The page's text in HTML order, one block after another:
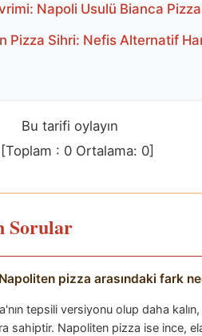
Napoli Usulü Bianca
Pizza Sihri: Nefis Alternatif
Bu tarifi oylayın
[Toplam : 0 Ortalama: 0]
Sorular
pizza arasındaki fark
tepsili versiyonu olup daha
sahiptir. Napoliten pizza ise ince,